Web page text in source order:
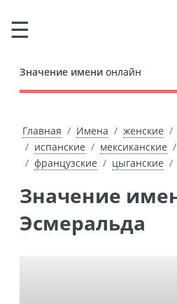
Значение имени онлайн
Главная Имена женские
испанские
мексиканские
французские
цыганские
Значение имени
Эсмеральда